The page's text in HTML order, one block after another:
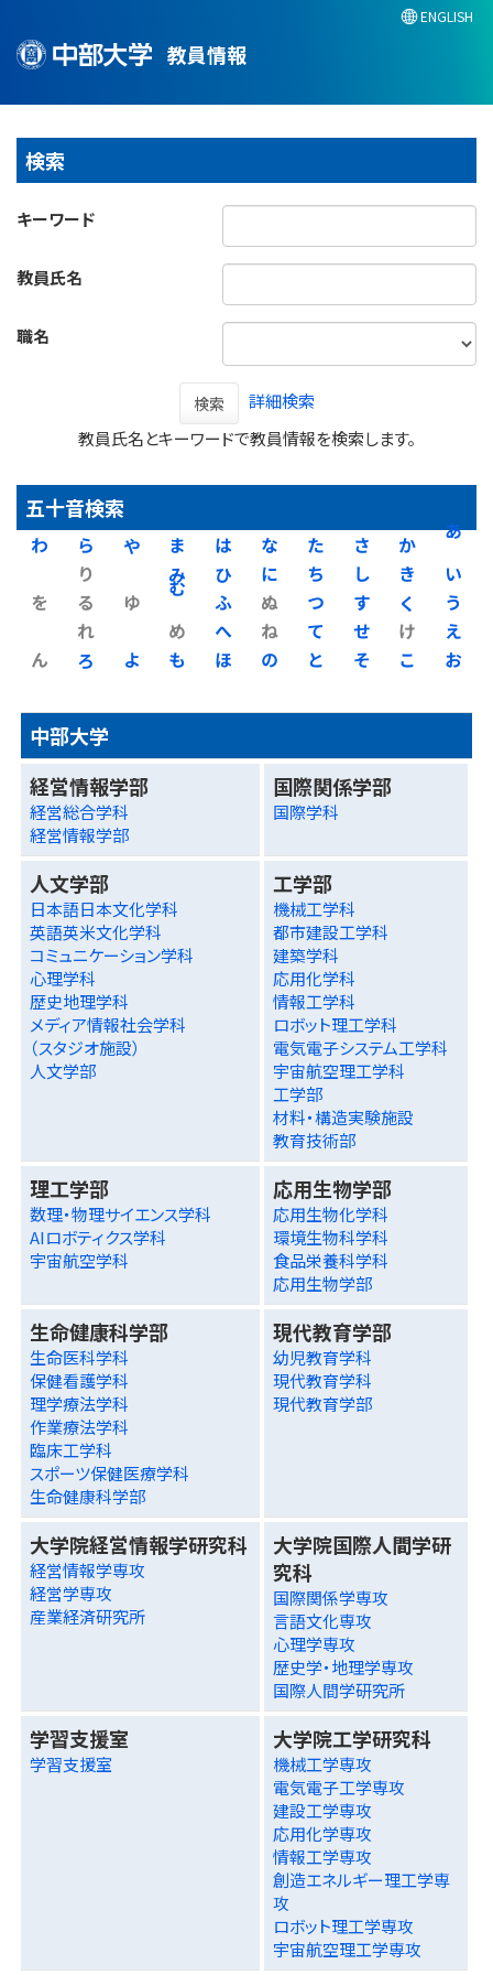
教員情報
ENGLISH
検索
キーワード
教員氏名
職名
検索
詳細検索
教員氏名とキーワードで教員情報を検索します。
五十音検索
あ
い
う
え
お
か
き
く
け
こ
さ
し
す
せ
そ
た
ち
つ
て
と
な
に
ぬ
ね
の
は
ひ
ふ
へ
ほ
ま
み
む
め
も
や
ゆ
よ
ら
り
る
れ
ろ
わ
を
ん
中部大学
経営情報学部
経営総合学科
経営情報学部
国際関係学部
国際学科
人文学部
日本語日本文化学科
英語英米文化学科
コミュニケーション学科
心理学科
歴史地理学科
メディア情報社会学科
（スタジオ施設）
人文学部
工学部
機械工学科
都市建設工学科
建築学科
応用化学科
情報工学科
ロボット理工学科
電気電子システム工学科
宇宙航空理工学科
工学部
材料・構造実験施設
教育技術部
理工学部
数理・物理サイエンス学科
AIロボティクス学科
宇宙航空学科
応用生物学部
応用生物化学科
環境生物科学科
食品栄養科学科
応用生物学部
生命健康科学部
生命医科学科
保健看護学科
理学療法学科
作業療法学科
臨床工学科
スポーツ保健医療学科
生命健康科学部
現代教育学部
幼児教育学科
現代教育学科
現代教育学部
大学院経営情報学研究科
経営情報学専攻
経営学専攻
産業経済研究所
大学院国際人間学研
究科
国際関係学専攻
言語文化専攻
心理学専攻
歴史学・地理学専攻
国際人間学研究所
学習支援室
学習支援室
大学院工学研究科
機械工学専攻
電気電子工学専攻
建設工学専攻
応用化学専攻
情報工学専攻
創造エネルギー理工学専
攻
ロボット理工学専攻
宇宙航空理工学専攻